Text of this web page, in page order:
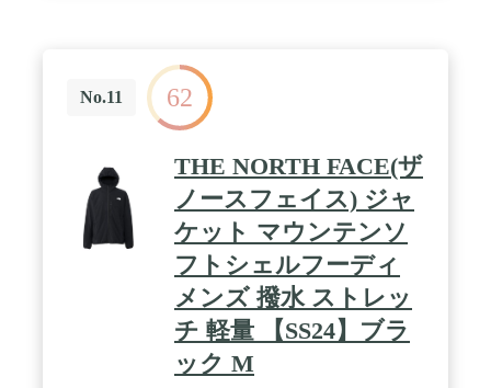
No.11 62
THE NORTH FACE(ザ
ノースフェイス) ジャ
ケット マウンテンソ
フトシェルフーディ
メンズ 撥水 ストレッ
チ 軽量 【SS24】ブラ
ック M